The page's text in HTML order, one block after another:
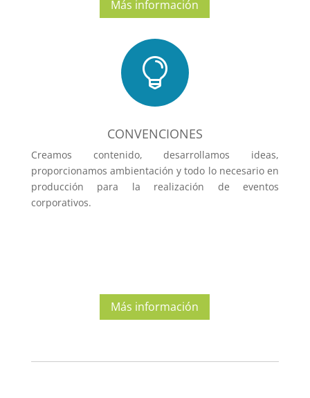
Más información

CONVENCIONES
Creamos contenido, desarrollamos ideas,
proporcionamos ambientación y todo lo necesario en
producción para la realización de eventos
corporativos.
Más información